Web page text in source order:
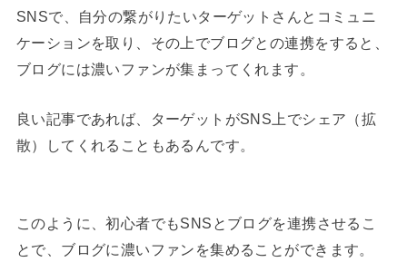
SNSで、自分の繋がりたいターゲットさんとコミュニ
ケーションを取り、その上でブログとの連携をすると、
ブログには濃いファンが集まってくれます。
良い記事であれば、ターゲットがSNS上でシェア（拡
散）してくれることもあるんです。
このように、初心者でもSNSとブログを連携させるこ
とで、ブログに濃いファンを集めることができます。